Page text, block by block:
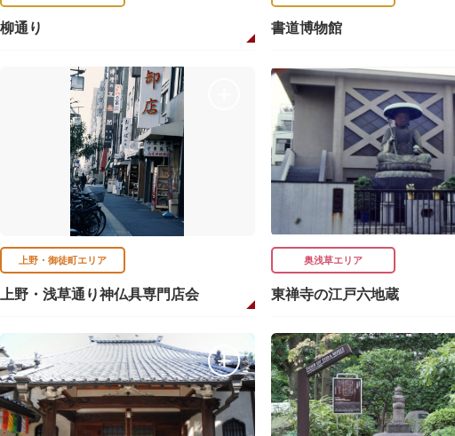
柳通り 書道博物館
上野・御徒町エリア
上野・浅草通り神仏具専門店会
奥浅草エリア
東禅寺の江戸六地蔵